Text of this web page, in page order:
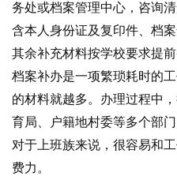
务处或档案管理中心，咨询
含本人身份证及复印件、档
其余补充材料按学校要求提前
档案补办是一项繁琐耗时的
的材料就越多。办理过程中
育局、户籍地村委等多个部
对于上班族来说，很容易和
费力。